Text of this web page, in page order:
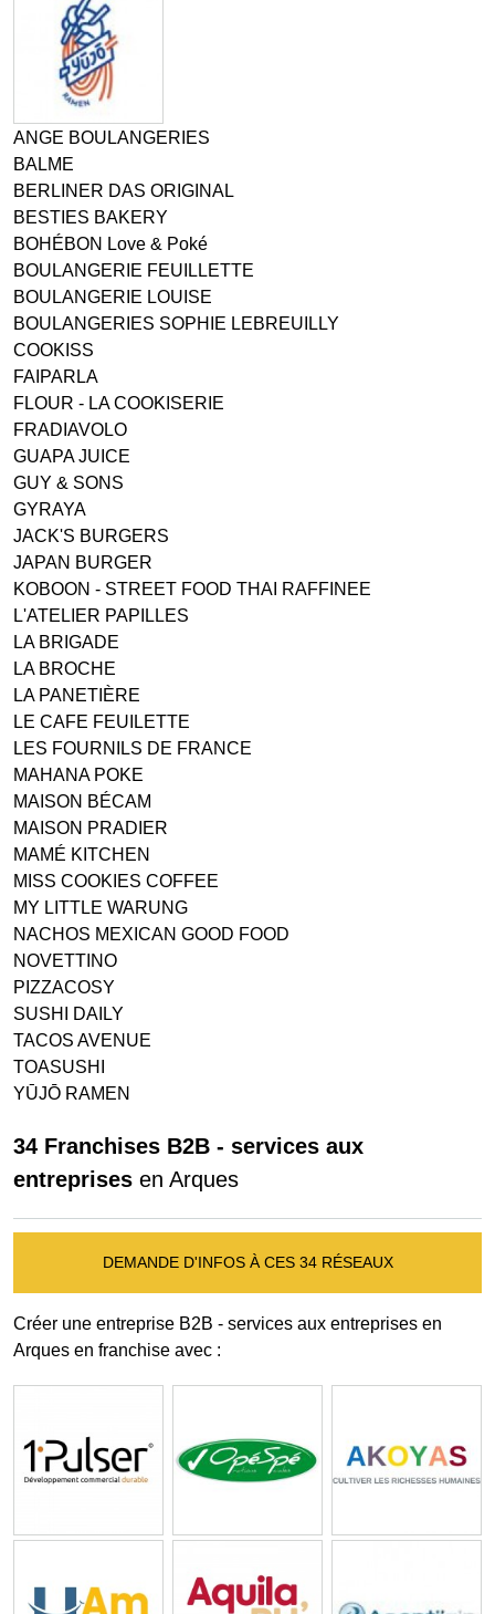
ANGE BOULANGERIES
BALME
BERLINER DAS ORIGINAL
BESTIES BAKERY
BOHÉBON Love & Poké
BOULANGERIE FEUILLETTE
BOULANGERIE LOUISE
BOULANGERIES SOPHIE LEBREUILLY
COOKISS
FAIPARLA
FLOUR - LA COOKISERIE
FRADIAVOLO
GUAPA JUICE
GUY & SONS
GYRAYA
JACK'S BURGERS
JAPAN BURGER
KOBOON - STREET FOOD THAI RAFFINEE
L'ATELIER PAPILLES
LA BRIGADE
LA BROCHE
LA PANETIÈRE
LE CAFE FEUILETTE
LES FOURNILS DE FRANCE
MAHANA POKE
MAISON BÉCAM
MAISON PRADIER
MAMÉ KITCHEN
MISS COOKIES COFFEE
MY LITTLE WARUNG
NACHOS MEXICAN GOOD FOOD
NOVETTINO
PIZZACOSY
SUSHI DAILY
TACOS AVENUE
TOASUSHI
YŪJŌ RAMEN
34 Franchises B2B - services aux
entreprises en Arques
DEMANDE D'INFOS À CES 34 RÉSEAUX
Créer une entreprise B2B - services aux entreprises en
Arques en franchise avec :